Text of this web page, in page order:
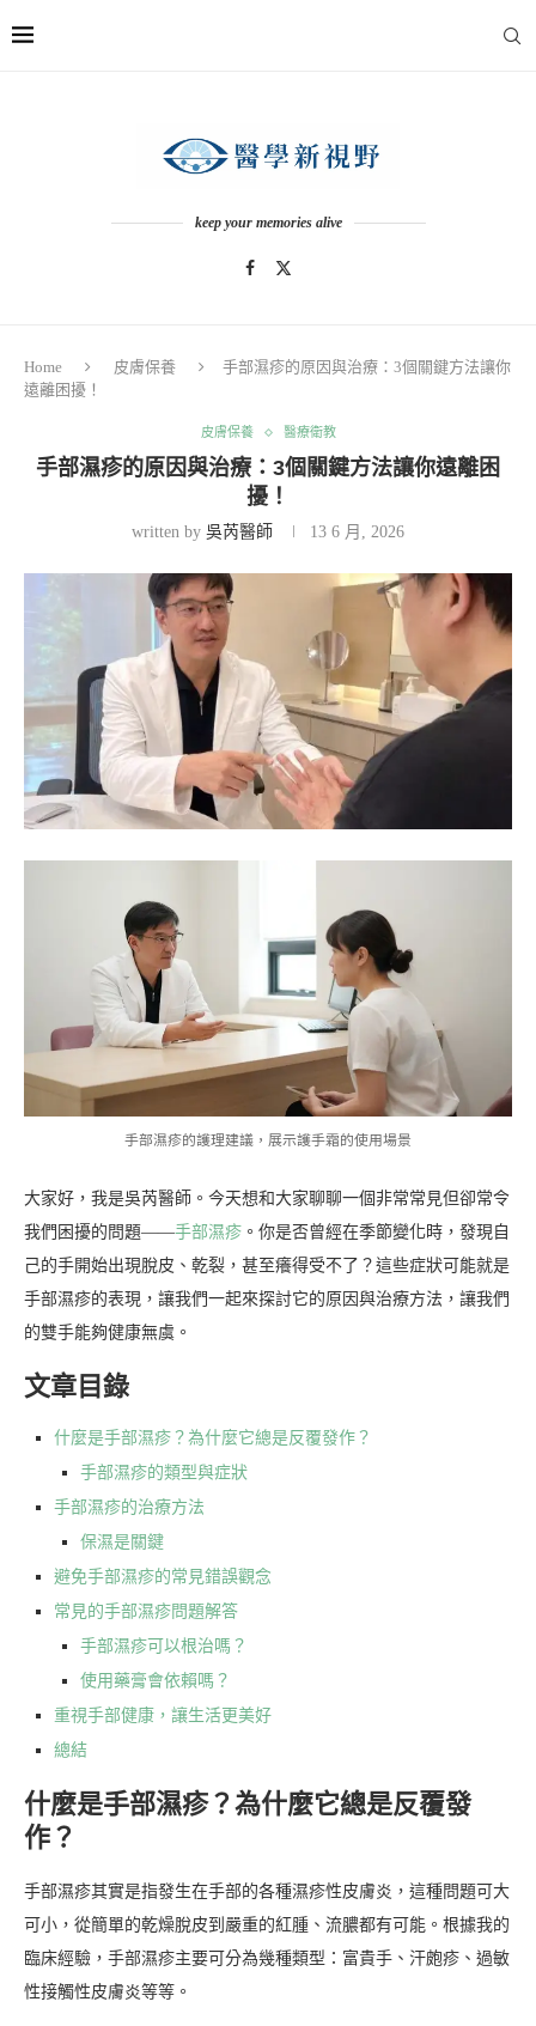
keep your memories alive
Home 皮膚保養
手部濕疹的原因與治療：3個關鍵方法讓你
遠離困擾！
皮膚保養 醫療衛教
手部濕疹的原因與治療：3個關鍵方法讓你遠離困
擾！
written by 吳芮醫師 13 6 月, 2026
手部濕疹的護理建議，展示護手霜的使用場景
大家好，我是吳芮醫師。今天想和大家聊聊一個非常常見但卻常令
我們困擾的問題——手部濕疹 。你是否曾經在季節變化時，發現自
己的手開始出現脫皮、乾裂，甚至癢得受不了？這些症狀可能就是
手部濕疹的表現，讓我們一起來探討它的原因與治療方法，讓我們
的雙手能夠健康無虞。
文章目錄
什麼是手部濕疹？為什麼它總是反覆發作？
手部濕疹的類型與症狀
手部濕疹的治療方法
保濕是關鍵
避免手部濕疹的常見錯誤觀念
常見的手部濕疹問題解答
手部濕疹可以根治嗎？
使用藥膏會依賴嗎？
重視手部健康，讓生活更美好
總結
什麼是手部濕疹？為什麼它總是反覆發
作？
手部濕疹其實是指發生在手部的各種濕疹性皮膚炎，這種問題可大
可小，從簡單的乾燥脫皮到嚴重的紅腫、流膿都有可能。根據我的
臨床經驗，手部濕疹主要可分為幾種類型：富貴手、汗皰疹、過敏
性接觸性皮膚炎等等。